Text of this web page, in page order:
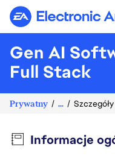
Electronic
Gen AI
Full Stack
Prywatny ...
Informacje